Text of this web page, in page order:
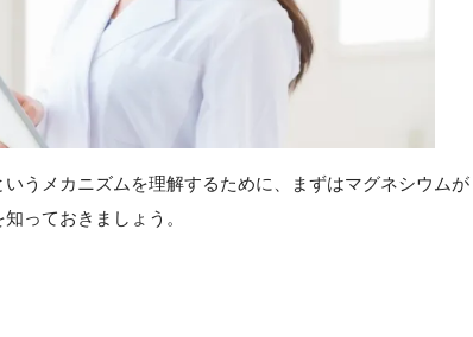
うメカニズムを理解するために、まずはマグネシウムが
っておきましょう。